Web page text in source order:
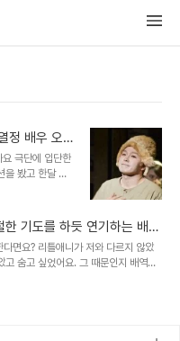
정 배우 오
극단에 입단한
을 봤고 한달 연
. (머리까지 노
직업은 어떤 의
소통, 관객과의
. 피드백 들을
조하나 예술가로
을 걸어요. (오
기도를 하듯 연기하는 배우
면요? 리틀애니가 저와 다르지 않았
숨고 싶었어요. 그 때문인지 배역에
찾으며 행복했어요. (어떤 이유로 세